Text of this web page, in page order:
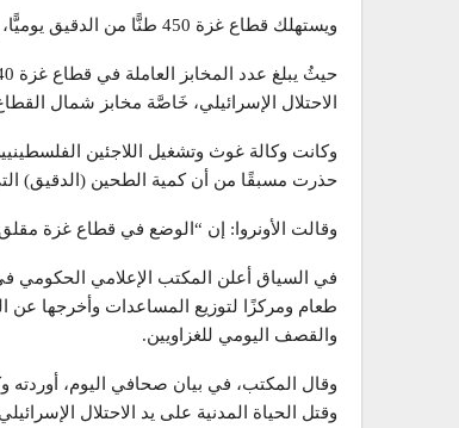
ويستهلك قطاع غزة 450 طنًّا من الدقيق يوميًّا، وفق الجمعية، وتغطي المخابز 50 % من احتياجات الفلسطينيين.
الاحتلال الإسرائيلي، خَاصَّة مخابز شمال
وكانت وكالة غوث وتشغيل اللاجئين
حذرت مسبقًا من أن كمية الطحين (الدقيق) التي
وقالت الأونروا: إن “الوضع في قطاع غزة
طعام ومركزًا لتوزيع المساعدات وأخرجها عن
والقصف اليومي للغزاويين.
وقال المكتب، في بيان صحافي اليوم، أوردته
وقتل الحياة المدنية على يد الاحتلال